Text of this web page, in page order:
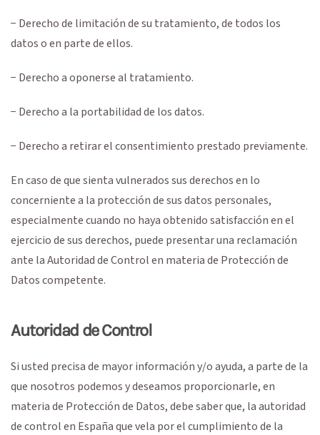
− Derecho de limitación de su tratamiento, de todos los
datos o en parte de ellos.
− Derecho a oponerse al tratamiento.
− Derecho a la portabilidad de los datos.
− Derecho a retirar el consentimiento prestado previamente.
En caso de que sienta vulnerados sus derechos en lo
concerniente a la protección de sus datos personales,
especialmente cuando no haya obtenido satisfacción en el
ejercicio de sus derechos, puede presentar una reclamación
ante la Autoridad de Control en materia de Protección de
Datos competente.
Autoridad de Control
Si usted precisa de mayor información y/o ayuda, a parte de la
que nosotros podemos y deseamos proporcionarle, en
materia de Protección de Datos, debe saber que, la autoridad
de control en España que vela por el cumplimiento de la